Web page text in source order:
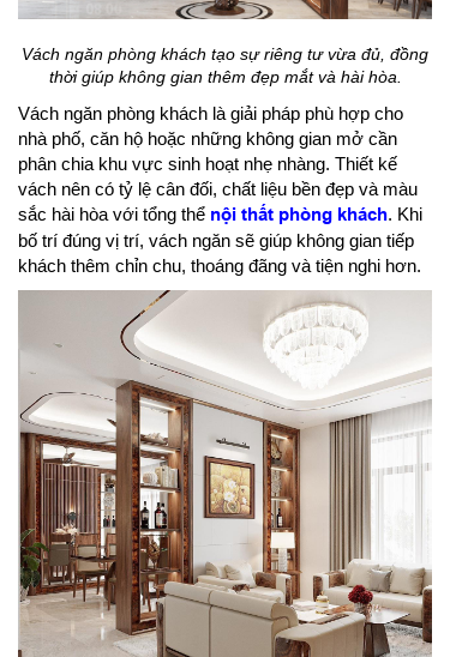
Vách ngăn phòng khách tạo sự riêng tư vừa đủ, đồng
thời giúp không gian thêm đẹp mắt và hài hòa.
Vách ngăn phòng khách là giải pháp phù hợp cho
nhà phố, căn hộ hoặc những không gian mở cần
phân chia khu vực sinh hoạt nhẹ nhàng. Thiết kế
vách nên có tỷ lệ cân đối, chất liệu bền đẹp và màu
sắc hài hòa với tổng thể nội thất phòng khách. Khi
bố trí đúng vị trí, vách ngăn sẽ giúp không gian tiếp
khách thêm chỉn chu, thoáng đãng và tiện nghi hơn.